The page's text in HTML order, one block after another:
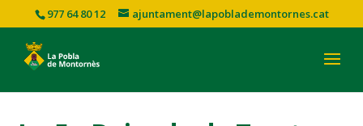
977 64 80 12 ajuntament@lapoblademontornes.cat